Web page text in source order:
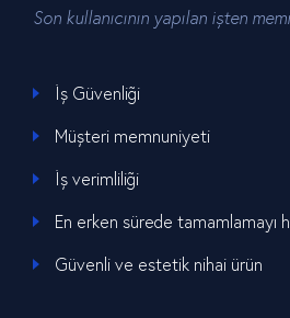
Son kullanıcının yapılan işten
İş Güvenliği
Müşteri memnuniyeti
İş verimliliği
En erken sürede tamamlamayı
Güvenli ve estetik nihai ürün